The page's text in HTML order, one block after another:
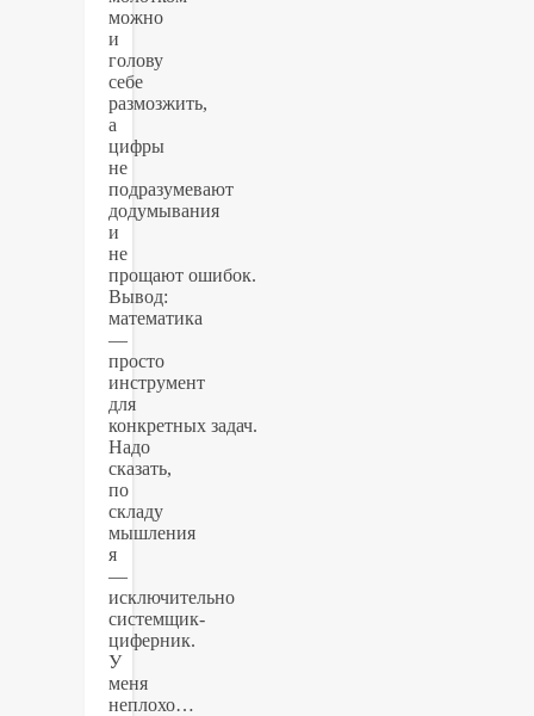
можно
и
голову
себе
размозжить,
а
цифры
не
подразумевают
додумывания
и
не
прощают ошибок.
Вывод:
математика
—
просто
инструмент
для
конкретных задач.
Надо
сказать,
по
складу
мышления
я
—
исключительно
системщик-
циферник.
У
меня
неплохо…